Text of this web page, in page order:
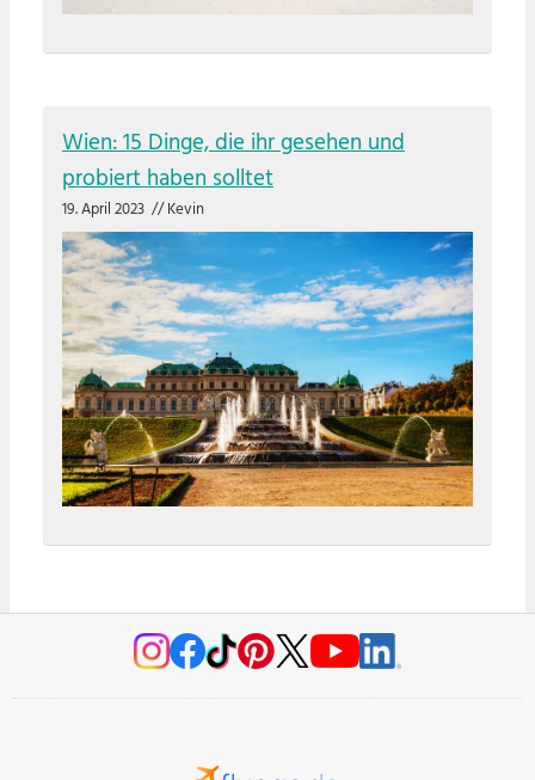
Wien: 15 Dinge, die ihr gesehen und
probiert haben solltet
19. April 2023 //Kevin